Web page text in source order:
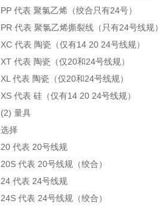
PP 代表 聚氯乙烯（绞合只有24号）
PR 代表 聚氯乙烯撕裂线（只有24号线规）
XC 代表 陶瓷（仅有14 20 24号线规）
XT 代表 陶瓷（仅20和24号线规）
XL 代表 陶瓷（仅20和24号线规）
XS 代表 硅（仅有14 20 24号线规）
(2) 量具
选择
20 代表 20号线规
20S 代表 20号线规（绞合）
24 代表 24号线规
24S 代表 24号线规（绞合）